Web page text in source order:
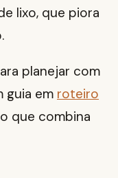
lixo, que piora
planejar com
guia em roteiro
que combina